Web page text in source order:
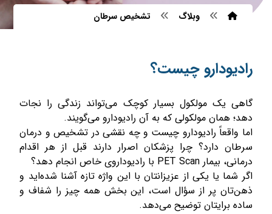
وبلاگ تشخیص سرطان
رادیودارو چیست؟
گاهی یک مولکول بسیار کوچک می‌تواند زندگی را نجات
دهد؛ همان مولکولی که به آن رادیودارو می‌گویند.
اما واقعاً رادیودارو چیست و چه نقشی در تشخیص و درمان
سرطان دارد؟ چرا پزشکان اصرار دارند قبل از هر اقدام
درمانی، بیمار PET Scan با رادیوداروی خاص انجام دهد؟
اگر شما یا یکی از عزیزانتان با این واژه تازه آشنا شده‌اید و
ذهن‌تان پر از سؤال است، این بخش همه چیز را شفاف و
ساده برایتان توضیح می‌دهد.